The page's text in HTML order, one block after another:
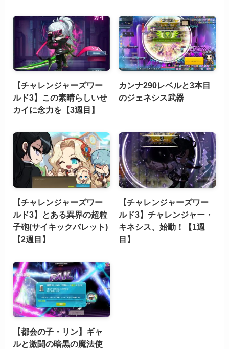
【チャレンジャーズワー
ルド3】この素晴らしいせ
カイに念力を【3週目】
カンナ290レベルと3本目
のジェネシス武器
【チャレンジャーズワー
ルド3】とある異界の超粒
子砲(サイキックバレット)
【2週目】
【チャレンジャーズワー
ルド3】チャレンジャー・
キネシス、始動！【1週
目】
【都会の子・リン】ギャ
ルと激闘の暗黒の魔法使